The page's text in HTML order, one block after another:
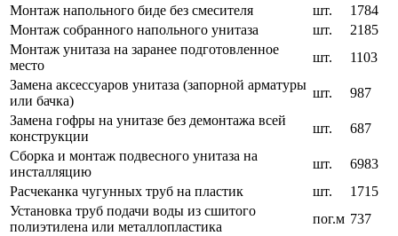
Монтаж напольного биде без смесителя
шт.
1784
Монтаж собранного напольного унитаза
шт.
2185
Монтаж унитаза на заранее подготовленное
место
шт.
1103
Замена аксессуаров унитаза (запорной арматуры
или бачка)
шт.
987
Замена гофры на унитазе без демонтажа всей
конструкции
шт.
687
Сборка и монтаж подвесного унитаза на
инсталляцию
шт.
6983
Расчеканка чугунных труб на пластик
шт.
1715
Установка труб подачи воды из сшитого
полиэтилена или металлопластика
пог.м 737